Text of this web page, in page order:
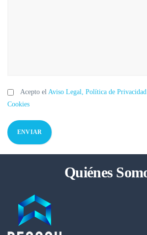
Acepto el Aviso Legal, Política de Privacidad
Cookies
Quiénes